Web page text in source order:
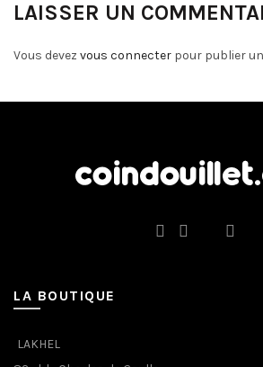
LAISSER UN
Vous devez vous connecter pour publier
LA BOUTIQUE
LAKHEL